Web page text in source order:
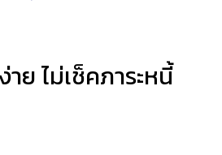
ย ไม่เช็คภาระหนี้